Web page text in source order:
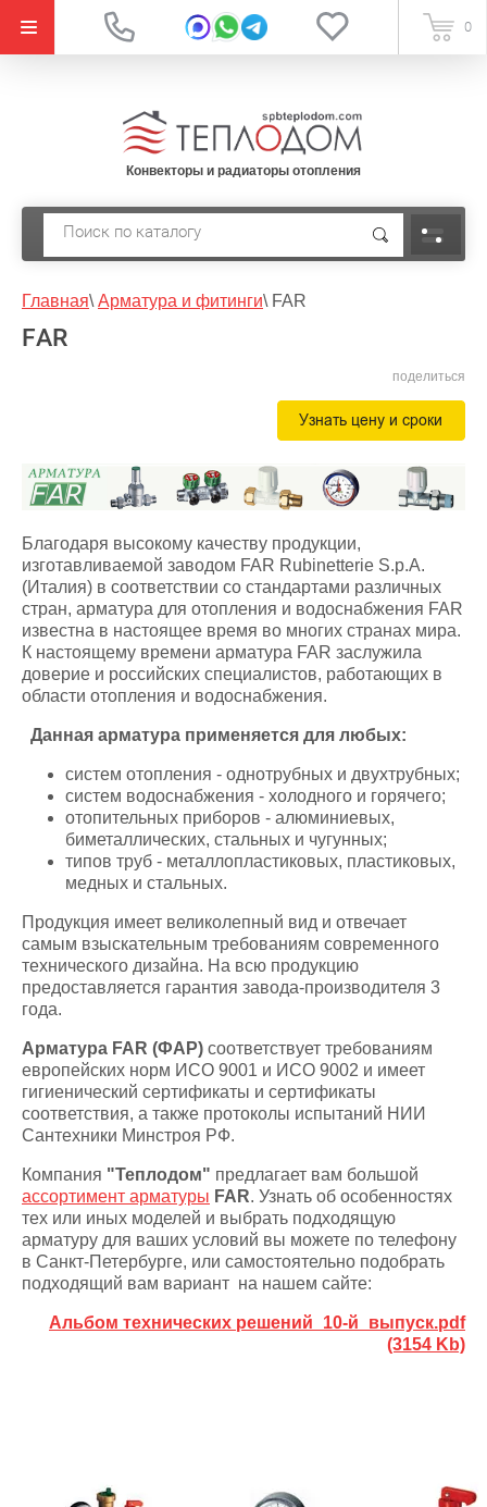
0
Конвекторы и радиаторы отопления
Главная\ Арматура и фитинги\ FAR
FAR
поделиться
Благодаря высокому качеству продукции,
изготавливаемой заводом FAR Rubinetterie S.p.A.
(Италия) в соответствии со стандартами различных
стран, арматура для отопления и водоснабжения FAR
известна в настоящее время во многих странах мира.
К настоящему времени арматура FAR заслужила
доверие и российских специалистов, работающих в
области отопления и водоснабжения.
Данная арматура применяется для любых:
систем отопления - однотрубных и двухтрубных;
систем водоснабжения - холодного и горячего;
отопительных приборов - алюминиевых,
биметаллических, стальных и чугунных;
типов труб - металлопластиковых, пластиковых,
медных и стальных.
Продукция имеет великолепный вид и отвечает
самым взыскательным требованиям современного
технического дизайна. На всю продукцию
предоставляется гарантия завода-производителя 3
года.
Арматура FAR (ФАР) соответствует требованиям
европейских норм ИСО 9001 и ИСО 9002 и имеет
гигиенический сертификаты и сертификаты
соответствия, а также протоколы испытаний НИИ
Сантехники Минстроя РФ.
Компания "Теплодом" предлагает вам большой
ассортимент арматуры FAR. Узнать об особенностях
тех или иных моделей и выбрать подходящую
арматуру для ваших условий вы можете по телефону
в Санкт-Петербурге, или самостоятельно подобрать
подходящий вам вариант на нашем сайте:
Альбом технических решений_10-й_выпуск.pdf
(3154 Kb)